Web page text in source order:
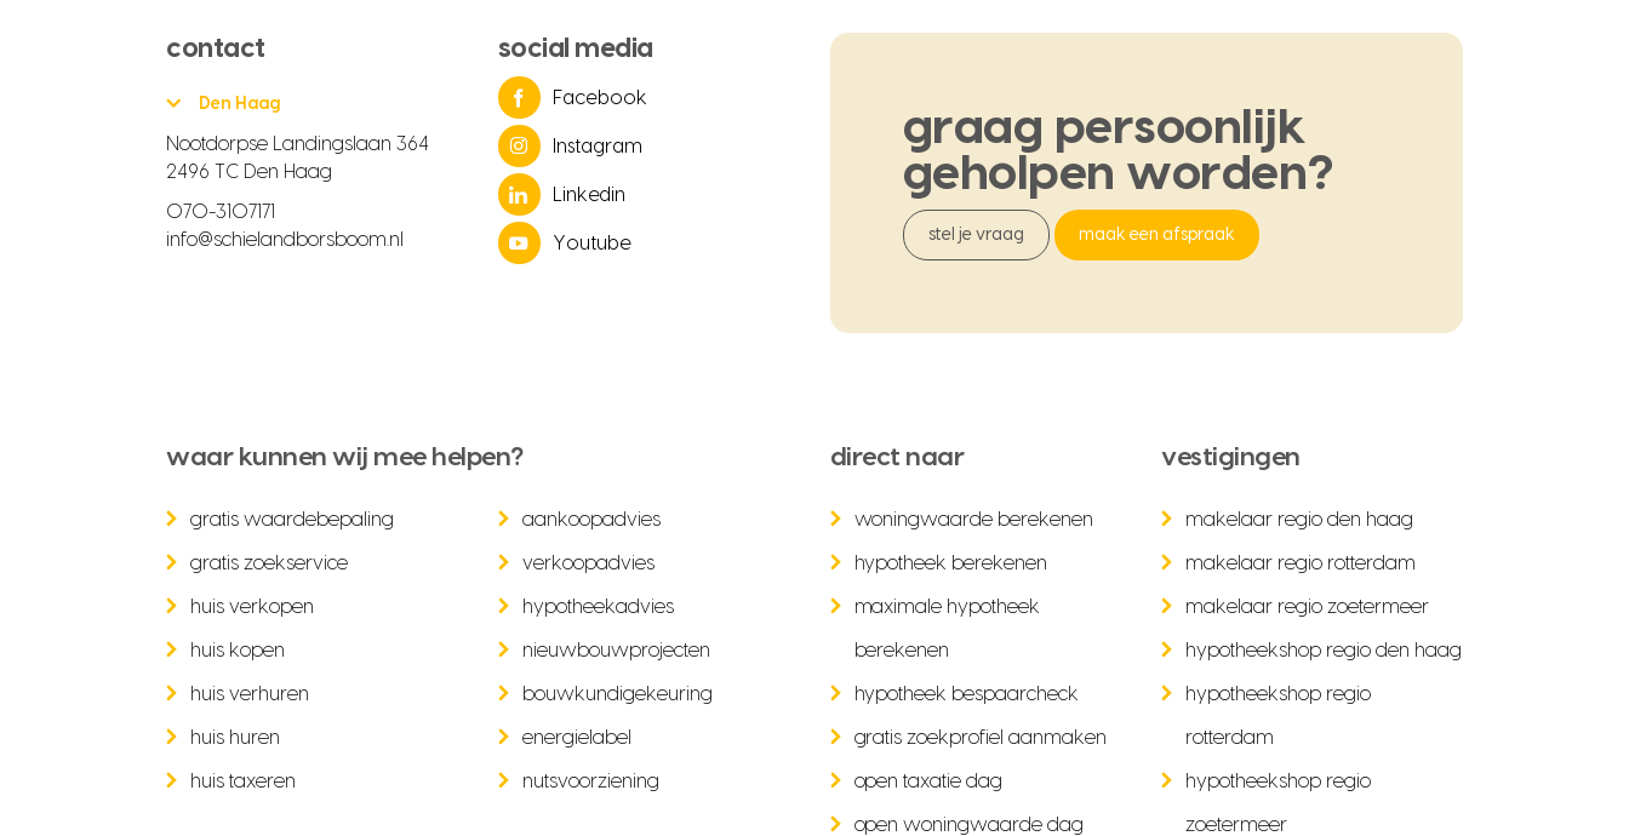
contact
Den Haag
Nootdorpse Landingslaan 364
2496 TC Den Haag
070-3107171
info@schielandborsboom.nl
social media
Facebook
Instagram
Linkedin
Youtube
graag persoonlijk
geholpen worden?
stel je vraag maak een afspraak
waar kunnen wij mee helpen?
gratis waardebepaling
gratis zoekservice
huis verkopen
huis kopen
huis verhuren
huis huren
huis taxeren
aankoopadvies
verkoopadvies
hypotheekadvies
nieuwbouwprojecten
bouwkundigekeuring
energielabel
nutsvoorziening
direct naar
woningwaarde berekenen
hypotheek berekenen
maximale hypotheek
berekenen
hypotheek bespaarcheck
gratis zoekprofiel aanmaken
open taxatie dag
open woningwaarde dag
vestigingen
makelaar regio den haag
makelaar regio rotterdam
makelaar regio zoetermeer
hypotheekshop regio den haag
hypotheekshop regio
rotterdam
hypotheekshop regio
zoetermeer